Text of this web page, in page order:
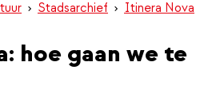
Stadsarchief Itinera Nova
hoe gaan we te